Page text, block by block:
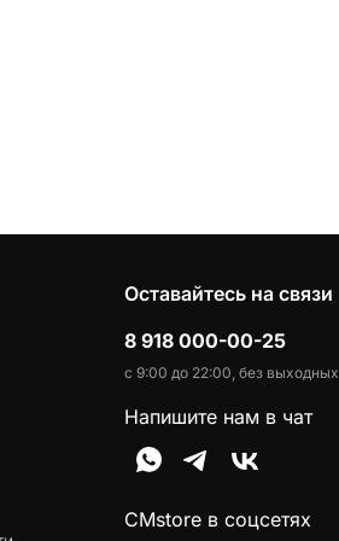
Оставайтесь на связи
8 918 000-00-25
с 9:00 до 22:00, без выходных
Напишите нам в чат
CMstore в соцсетях